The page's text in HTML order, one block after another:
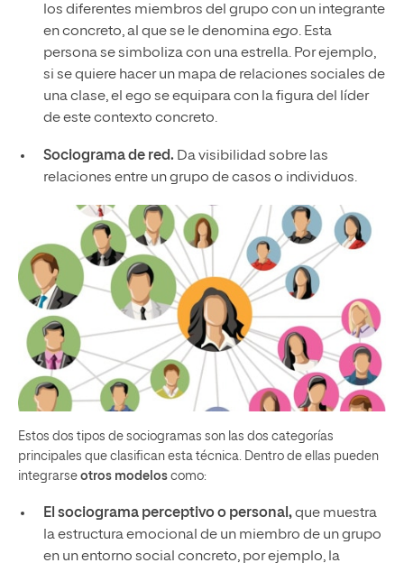
los diferentes miembros del grupo con un integrante
en concreto, al que se le denominaego. Esta
persona se simboliza con una estrella. Por ejemplo,
si se quiere hacer un mapa de relaciones sociales de
una clase, el ego se equipara con la figura del líder
de este contexto concreto.
Sociograma de red. Da visibilidad sobre las
relaciones entre un grupo de casos o individuos.
Estos dos tipos de sociogramas son las dos categorías
principales que clasifican esta técnica. Dentro de ellas pueden
integrarse otros modelos como:
El sociograma perceptivo o personal,que muestra
la estructura emocional de un miembro de un grupo
en un entorno social concreto, por ejemplo, la